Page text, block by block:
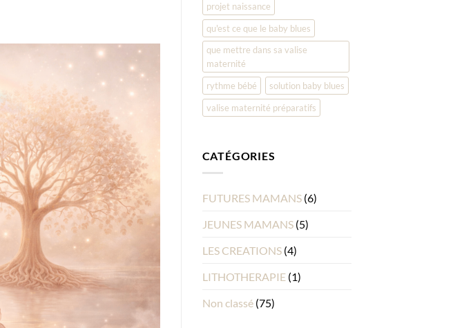
projet naissance
qu'est ce que le baby blues
que mettre dans sa valise
maternité
rythme bébé
solution baby blues
valise maternité préparatifs
CATÉGORIES
FUTURES MAMANS(6)
JEUNES MAMANS(5)
LES CREATIONS(4)
LITHOTHERAPIE(1)
Non classé(75)